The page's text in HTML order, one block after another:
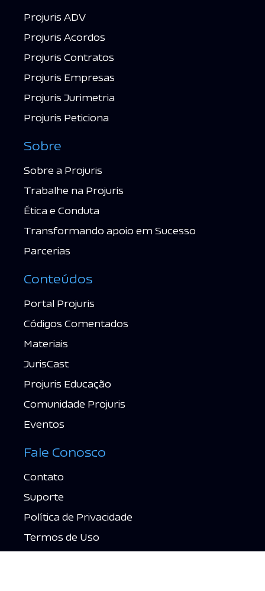
Projuris ADV
Projuris Acordos
Projuris Contratos
Projuris Empresas
Projuris Jurimetria
Projuris Peticiona
Sobre
Sobre a Projuris
Trabalhe na Projuris
Ética e Conduta
Transformando apoio em Sucesso
Parcerias
Conteúdos
Portal Projuris
Códigos Comentados
Materiais
JurisCast
Projuris Educação
Comunidade Projuris
Eventos
Fale Conosco
Contato
Suporte
Política de Privacidade
Termos de Uso